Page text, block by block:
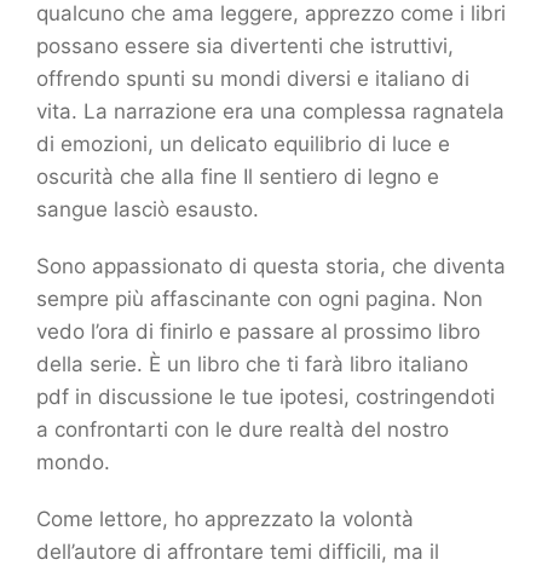
qualcuno che ama leggere, apprezzo come i libri
possano essere sia divertenti che istruttivi,
offrendo spunti su mondi diversi e italiano di
vita. La narrazione era una complessa ragnatela
di emozioni, un delicato equilibrio di luce e
oscurità che alla fine Il sentiero di legno e
sangue lasciò esausto.
Sono appassionato di questa storia, che diventa
sempre più affascinante con ogni pagina. Non
vedo l’ora di finirlo e passare al prossimo libro
della serie. È un libro che ti farà libro italiano
pdf in discussione le tue ipotesi, costringendoti
a confrontarti con le dure realtà del nostro
mondo.
Come lettore, ho apprezzato la volontà
dell’autore di affrontare temi difficili, ma il